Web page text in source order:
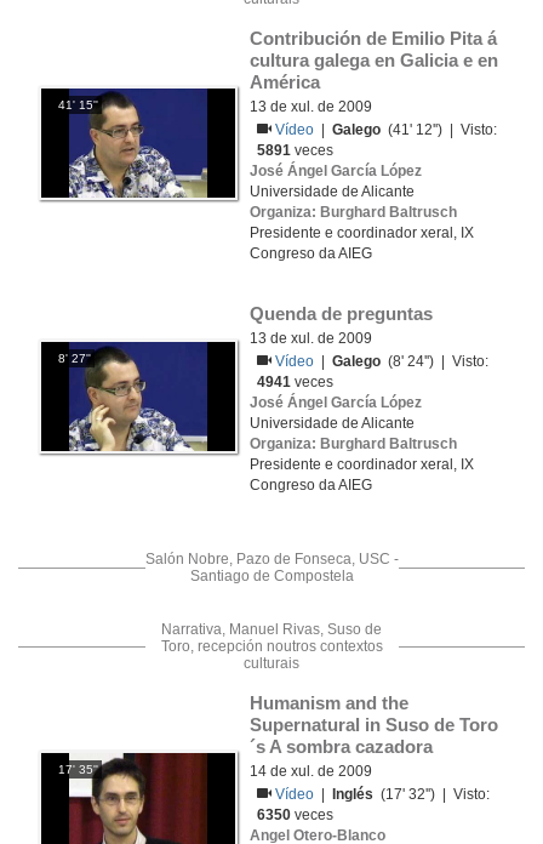
41' 15''
Contribución de Emilio Pita á
cultura galega en Galicia e en
América
13 de xul. de 2009
Vídeo
|Galego (41' 12'') | Visto:
5891 veces
José Ángel García López
Universidade de Alicante
Organiza: Burghard Baltrusch
Presidente e coordinador xeral, IX
Congreso da AIEG
8' 27''
Quenda de preguntas
13 de xul. de 2009
Vídeo
|Galego (8' 24'') | Visto:
4941 veces
José Ángel García López
Universidade de Alicante
Organiza: Burghard Baltrusch
Presidente e coordinador xeral, IX
Congreso da AIEG
Salón Nobre, Pazo de Fonseca, USC -
Santiago de Compostela
Narrativa, Manuel Rivas, Suso de
Toro, recepción noutros contextos
culturais
17' 35''
Humanism and the
Supernatural in Suso de Toro
´s A sombra cazadora
14 de xul. de 2009
Vídeo
Inglés (17' 32'') | Visto:
6350 veces
Angel Otero-Blanco